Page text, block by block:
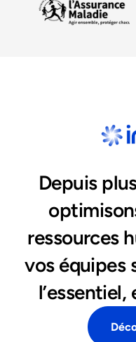
Depuis
ressources
vos équipes